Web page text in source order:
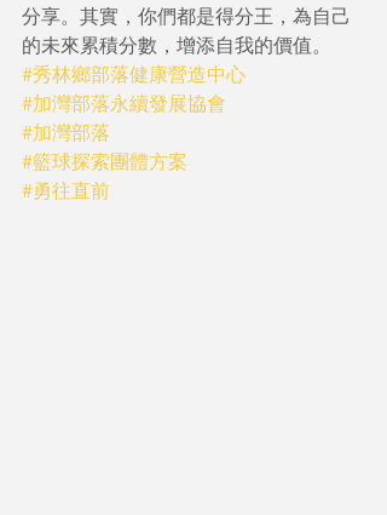
分享。其實，你們都是得分王，為自己
的未來累積分數，增添自我的價值。
#秀林鄉部落健康營造中心
#加灣部落永續發展協會
#加灣部落
#籃球探索團體方案
#勇往直前